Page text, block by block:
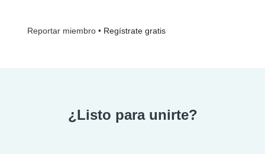
Reportar miembro• Regístrate gratis
¿Listo para unirte?